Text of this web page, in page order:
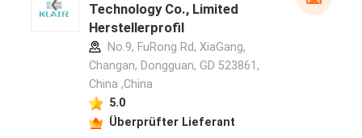
Technology Co., Limited
Herstellerprofil
No.9, FuRong Rd, XiaGang,
Changan, Dongguan, GD 523861,
China ,China
5.0
Überprüfter Lieferant